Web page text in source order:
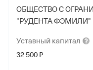
ОБЩЕСТВО С
"РУДЕНТА ФЭМИЛИ"
Уставный капитал
32 500 ₽